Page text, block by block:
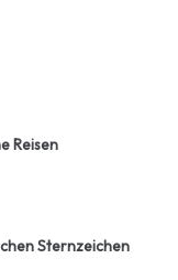
Reisen
Sternzeichen